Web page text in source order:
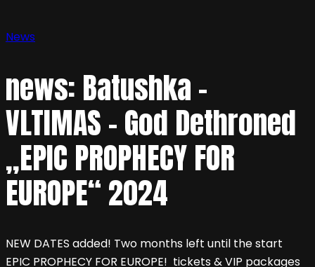
News
news: Batushka –
VLTIMAS – God Dethroned
„EPIC PROPHECY FOR
EUROPE“ 2024
NEW DATES added! Two months left until the start
EPIC PROPHECY FOR EUROPE! tickets & VIP packages